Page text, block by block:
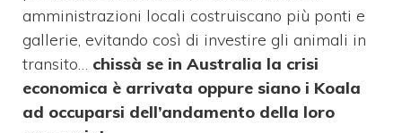
amministrazioni locali costruiscano più ponti e
gallerie, evitando così di investire gli animali in
transito… chissà se in Australia la crisi
economica è arrivata oppure siano i Koala
ad occuparsi dell’andamento della loro